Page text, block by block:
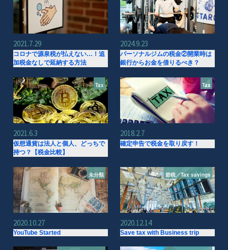
2021.7.29
コロナで源泉税が払えない…！追
加税金なしで延納する方法
2024.9.23
パーソナルジムの税金②開業時は
銀行からお金を借りるべき？
Tax
2021.6.3
仮想通貨は法人と個人、どっちで
持つ？【税金比較】
Tax
2018.2.7
確定申告で税金を取り戻す！
未分類
2020.10.27
YouTube Started
節税／Tax savings
2020.12.14
Save tax with Business trip